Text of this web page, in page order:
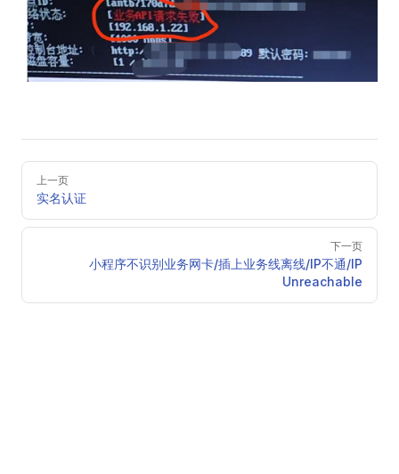
Pager
上一页
实名认证
下一页
小程序不识别业务网卡/插上业务线离线/IP不通/IP
Unreachable